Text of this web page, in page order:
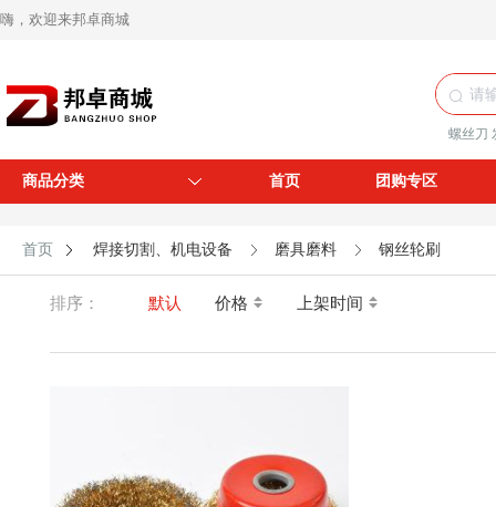
嗨，欢迎来邦卓商城
螺丝刀
商品分类 首页 团购专区
首页 焊接切割、机电设备 磨具磨料 钢丝轮刷
排序： 默认 价格 上架时间